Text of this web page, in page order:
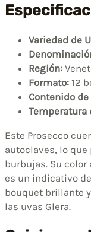
Variedad de
Región:
Formato: 12
Contenido
Temperatura
Este Prosecco
autoclaves, lo
burbujas. Su
es un indicativo
bouquet brillante
las uvas Glera.